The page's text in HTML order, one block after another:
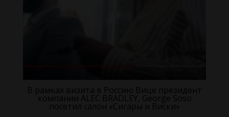
В рамках визита в Россию Вице президент
компании ALEC BRADLEY, George Soso
посетил салон «Сигары и Виски»